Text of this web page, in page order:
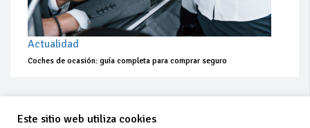
Actualidad
Coches de ocasión: guía completa para comprar seguro
Este sitio web utiliza cookies